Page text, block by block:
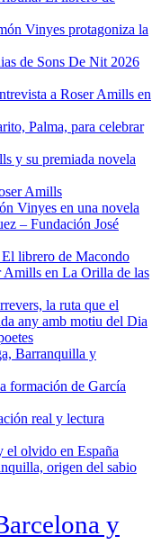
Vinyes protagoniza la
de Sons De Nit 2026
a Roser Amills en
Palma, para celebrar
y su premiada novela
Amills
Vinyes en una novela
– Fundación José
librero de Macondo
Amills en La Orilla de las
la ruta que el
any amb motiu del Dia
Barranquilla y
formación de García
real y lectura
el olvido en España
origen del sabio
y